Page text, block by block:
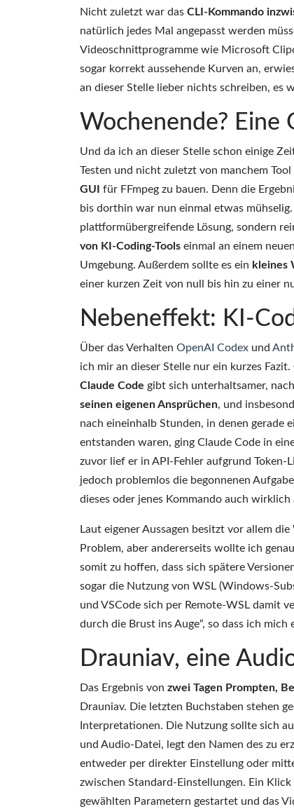
Nicht zuletzt war das CLI-Kommando
natürlich jedes Mal angepasst werden
Videoschnittprogramme wie Microsoft
sogar korrekt aussehende Kurven an,
an dieser Stelle lieber nichts schreiben, es
Wochenende? Eine
Und da ich an dieser Stelle schon einige
Testen und nicht zuletzt von manchem
GUI
für FFmpeg zu bauen. Denn die
bis dorthin war nun einmal etwas
plattformübergreifende Lösung, sondern
von KI-Coding-Tools einmal an einem
Umgebung. Außerdem sollte es ein kleines
einer kurzen Zeit von null bis hin zu einer
Nebeneffekt: KI-
Über das Verhalten OpenAI Codex und
ich mir an dieser Stelle nur ein kurzes Fazit.
Claude Code gibt sich unterhaltsamer,
seinen eigenen Ansprüchen, und
nach eineinhalb Stunden, in denen gerade
entstanden waren, ging Claude Code in
zuvor lief er in API-Fehler aufgrund
jedoch problemlos die begonnenen
dieses oder jenes Kommando auch
Laut eigener Aussagen besitzt vor allem
Problem, aber andererseits wollte ich
somit zu hoffen, dass sich spätere
sogar die Nutzung von WSL (Windows-
und VSCode sich per Remote-WSL damit
durch die Brust ins Auge“, so dass ich
Drauniav, eine
Das Ergebnis von zwei Tagen Prompten,
Drauniav. Die letzten Buchstaben stehen
Interpretationen. Die Nutzung sollte sich
und Audio-Datei, legt den Namen des zu
entweder per direkter Einstellung oder
zwischen Standard-Einstellungen. Ein
gewählten Parametern gestartet und das